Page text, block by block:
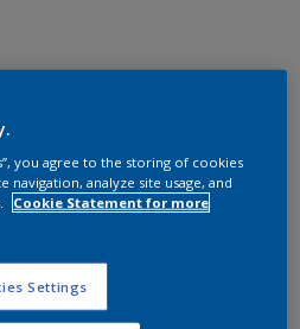
you agree to the storing of cookies
navigation, analyze site usage, and
Cookie Statement for more
Settings